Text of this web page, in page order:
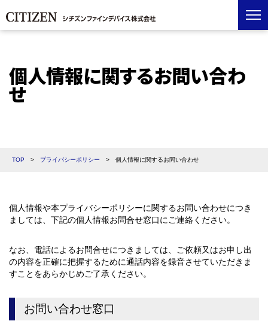
個人情報に関するお問い合わ
せ
TOP > プライバシーポリシー > 個人情報に関するお問い合わせ
個人情報や本プライバシーポリシーに関するお問い合わせにつき
ましては、下記の個人情報お問合せ窓口にご連絡ください。
なお、電話によるお問合せにつきましては、ご依頼又はお申し出
の内容を正確に把握するために通話内容を録音させていただきま
すことをあらかじめご了承ください。
お問い合わせ窓口